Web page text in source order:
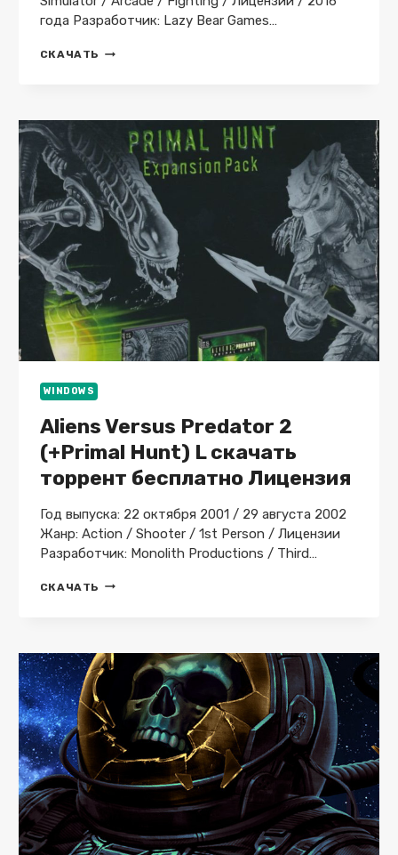
года Разработчик: Lazy Bear Games…
СКАЧАТЬ PUNCH
СКАЧАТЬ
ТОРРЕНТ
БЕСПЛАТНО
ЛИЦЕНЗИЯ
WINDOWS
Aliens Versus Predator 2
(+Primal Hunt) L скачать
торрент бесплатно Лицензия
Год выпуска: 22 октября 2001 / 29 августа 2002
Жанр: Action / Shooter / 1st Person / Лицензии
Разработчик: Monolith Productions / Third…
СКАЧАТЬ ALIENS
HUNT)
СКАЧАТЬ
ТОРРЕНТ
БЕСПЛАТНО
ЛИЦЕНЗИЯ